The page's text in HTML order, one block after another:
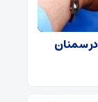
سمنان